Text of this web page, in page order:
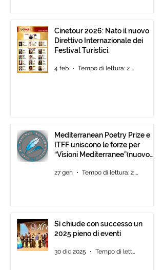
Cinetour 2026: Nato il nuovo
Direttivo Internazionale dei
Festival Turistici.
4 feb Tempo di lettura: 2 min
Mediterranean Poetry Prize e
ITFF uniscono le forze per
“Visioni Mediterranee”(nuovo
27 gen Tempo di lettura: 2 min
Si chiude con successo un
2025 pieno di eventi
30 dic 2025 Tempo di lettura: 2 min